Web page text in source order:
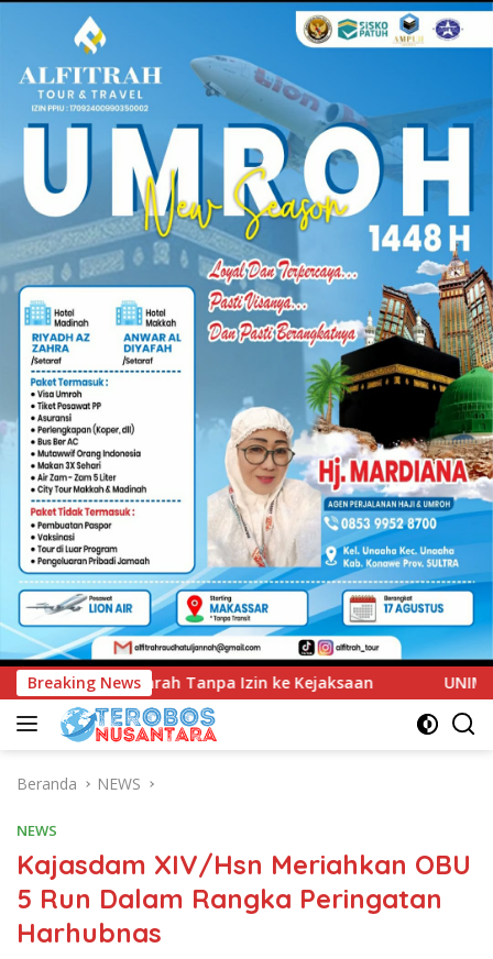
Breaking News
ke Kejaksaan UNIMEN Tambah Delapan Program
Beranda NEWS
NEWS
Kajasdam XIV/Hsn Meriahkan OBU
5 Run Dalam Rangka Peringatan
Harhubnas